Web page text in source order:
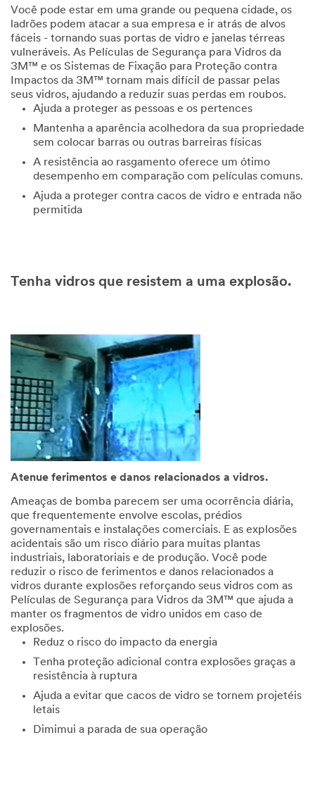
Você pode estar em uma grande ou pequena cidade, os
ladrões podem atacar a sua empresa e ir atrás de alvos
fáceis - tornando suas portas de vidro e janelas térreas
vulneráveis. As Películas de Segurança para Vidros da
3M™ e os Sistemas de Fixação para Proteção contra
Impactos da 3M™ tornam mais difícil de passar pelas
seus vidros, ajudando a reduzir suas perdas em roubos.
Ajuda a proteger as pessoas e os pertences
Mantenha a aparência acolhedora da sua propriedade
sem colocar barras ou outras barreiras físicas
A resistência ao rasgamento oferece um ótimo
desempenho em comparação com películas comuns.
Ajuda a proteger contra cacos de vidro e entrada não
permitida
Tenha vidros que resistem a uma explosão.
Atenue ferimentos e danos relacionados a vidros.
Ameaças de bomba parecem ser uma ocorrência diária,
que frequentemente envolve escolas, prédios
governamentais e instalações comerciais. E as explosões
acidentais são um risco diário para muitas plantas
industriais, laboratoriais e de produção. Você pode
reduzir o risco de ferimentos e danos relacionados a
vidros durante explosões reforçando seus vidros com as
Películas de Segurança para Vidros da 3M™ que ajuda a
manter os fragmentos de vidro unidos em caso de
explosões.
Reduz o risco do impacto da energia
Tenha proteção adicional contra explosões graças a
resistência à ruptura
Ajuda a evitar que cacos de vidro se tornem projetéis
letais
Dimimui a parada de sua operação